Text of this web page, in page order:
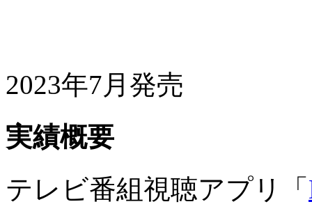
2023年7月発売
実績概要
テレビ番組視聴アプリ「